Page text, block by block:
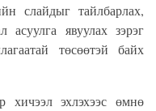
слайдыг тайлбарлах,
асуулга явуулах зэрэг
төсөөтэй байх
эхлэхээс өмнө